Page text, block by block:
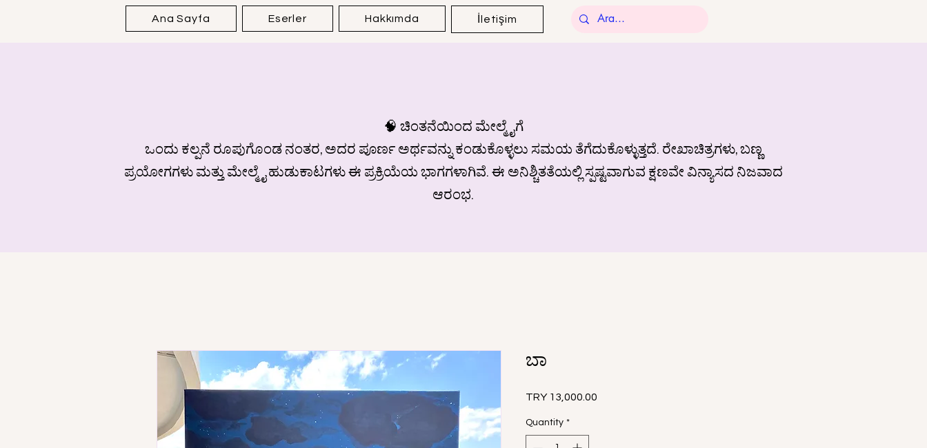
Ana Sayfa Eserler Hakkımda İletişim
🧠 ಚಿಂತನೆಯಿಂದ ಮೇಲ್ಮೈಗೆ
ಒಂದು ಕಲ್ಪನೆ ರೂಪುಗೊಂಡ ನಂತರ, ಅದರ ಪೂರ್ಣ ಅರ್ಥವನ್ನು ಕಂಡುಕೊಳ್ಳಲು ಸಮಯ ತೆಗೆದುಕೊಳ್ಳುತ್ತದೆ. ರೇಖಾಚಿತ್ರಗಳು, ಬಣ್ಣ
ಪ್ರಯೋಗಗಳು ಮತ್ತು ಮೇಲ್ಮೈ ಹುಡುಕಾಟಗಳು ಈ ಪ್ರಕ್ರಿಯೆಯ ಭಾಗಗಳಾಗಿವೆ. ಈ ಅನಿಶ್ಚಿತತೆಯಲ್ಲಿ ಸ್ಪಷ್ಟವಾಗುವ ಕ್ಷಣವೇ ವಿನ್ಯಾಸದ ನಿಜವಾದ
ಆರಂಭ.
ಬಾ
TRY 13,000.00
Quantity *